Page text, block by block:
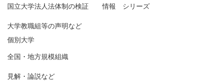
国立大学法人法体制の検証 情報 シリーズ
大学教職組等の声明など
個別大学
全国・地方規模組織
見解・論説など